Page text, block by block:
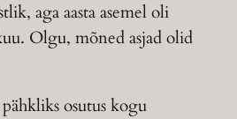
aga aasta asemel oli
Olgu, mõned asjad olid
osutus kogu